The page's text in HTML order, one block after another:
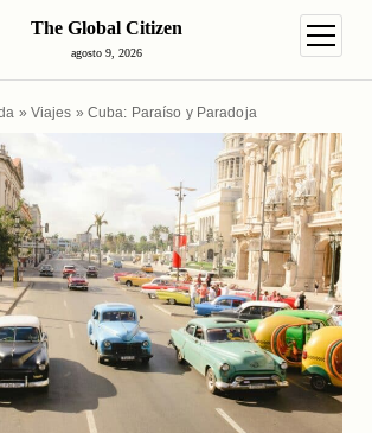
The Global Citizen
agosto 9, 2026
abrir
» Viajes » Cuba: Paraíso y Paradoja